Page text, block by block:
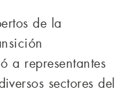
de la
a representantes
sectores del